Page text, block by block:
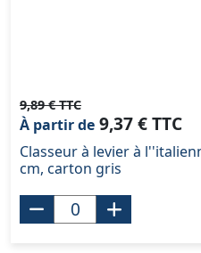
9,89 € TTC
À partir de 9,37 € TTC
Classeur à levier à
cm, carton gris